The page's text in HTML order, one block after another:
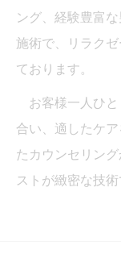
ング、経験豊富
施術で、リラク
ております。
お客様一人ひと
合い、適したケ
たカウンセリン
ストが緻密な技